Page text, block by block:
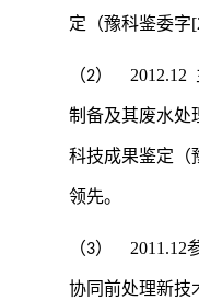
定（豫科鉴委字
（2） 2012.12
制备及其废水处
科技成果鉴定（
领先。
（3） 2011.12
协同前处理新技